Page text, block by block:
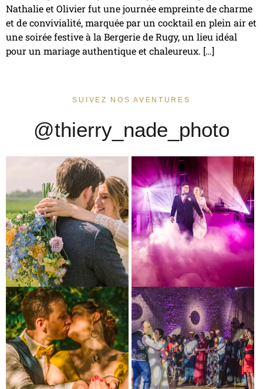
Nathalie et Olivier fut une journée empreinte de charme
et de convivialité, marquée par un cocktail en plein air et
une soirée festive à la Bergerie de Rugy, un lieu idéal
pour un mariage authentique et chaleureux. […]
SUIVEZ NOS AVENTURES
@thierry_nade_photo